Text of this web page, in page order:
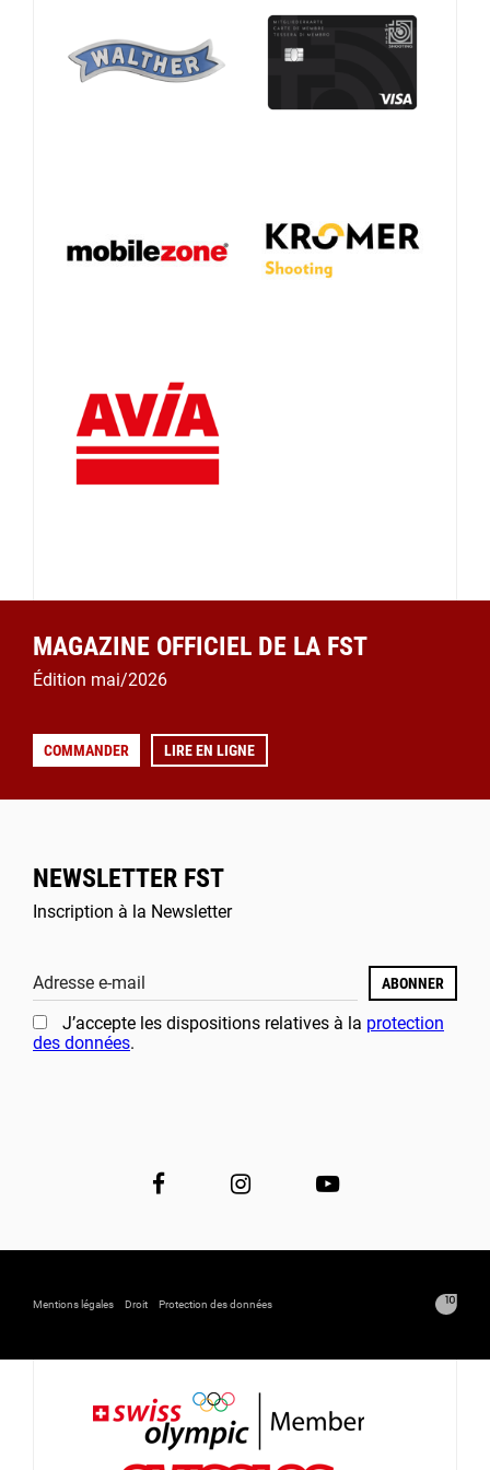
MAGAZINE OFFICIEL DE LA FST
Édition mai/2026
COMMANDER LIRE EN LIGNE
NEWSLETTER FST
Inscription à la Newsletter
Adresse e-mail ABONNER
J’accepte les dispositions relatives à la protection
des données.
Mentions légales Droit Protection des données